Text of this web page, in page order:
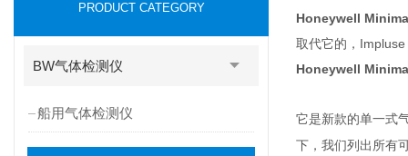
PRODUCT CATEGORY
BW气体检测仪
船用气体检测仪
Honeywell
取代它的，
Honeywell
它是新款的单一式
下，我们列出所有